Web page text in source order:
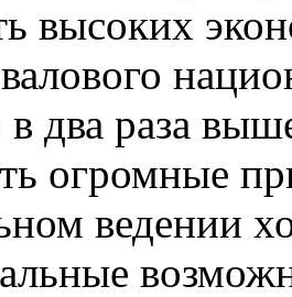
высоких
два раза
огромные
ведении